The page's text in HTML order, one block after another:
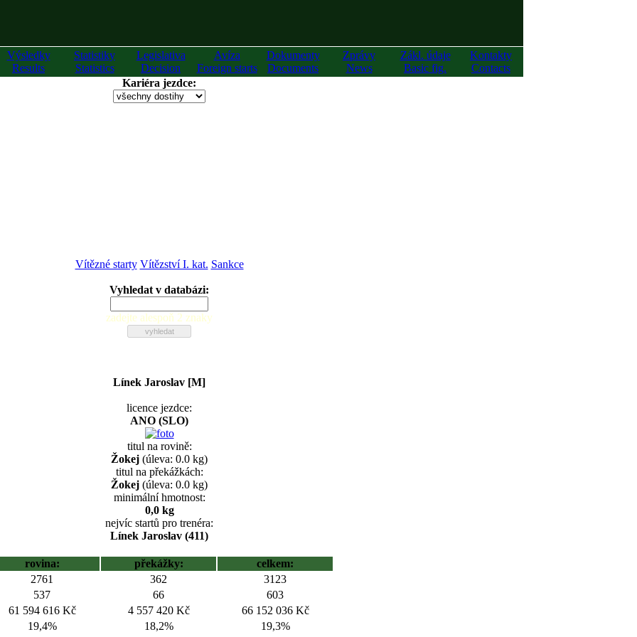
Výsledky
Results
Statistiky
Statistics
Legislativa
Decision
Avíza
Foreign starts
Dokumenty
Documents
Zprávy
News
Zákl. údaje
Basic fig.
Kontakty
Contacts
Kariéra jezdce:
Vítězné starty Vítězství I. kat. Sankce
Vyhledat v databázi:
zadejte alespoň 2 znaky
Línek Jaroslav [M]
licence jezdce:
ANO (SLO)
titul na rovině:
Žokej (úleva: 0.0 kg)
titul na překážkách:
Žokej (úleva: 0.0 kg)
minimální hmotnost:
0,0 kg
nejvíc startů pro trenéra:
Línek Jaroslav (411)
rovina: překážky:
celkem:
2761 362
3123
537 66
603
61 594 616 Kč 4 557 420 Kč
66 152 036 Kč
19,4% 18,2%
19,3%